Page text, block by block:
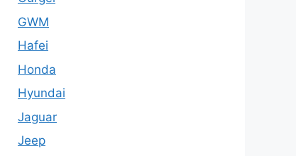
GWM
Hafei
Honda
Hyundai
Jaguar
Jeep